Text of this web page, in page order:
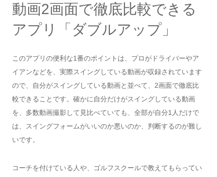
動画2画面で徹底比較できる
アプリ「ダブルアップ」
このアプリの便利な1番のポイントは、プロがドライバーやア
イアンなどを、実際スイングしている動画が収録されています
ので、自分がスイングしている動画と並べて、2画面で徹底比
較できることです。確かに自分だけがスイングしている動画
を、多数動画撮影して見比べていても、全部が自分1人だけで
は、スイングフォームがいいのか悪いのか、判断するのが難し
いです。
コーチを付けている人や、ゴルフスクールで教えてもらってい